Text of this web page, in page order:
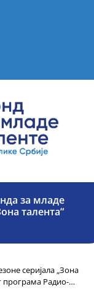
за младе
талента“
серијала „Зона
програма Радио-